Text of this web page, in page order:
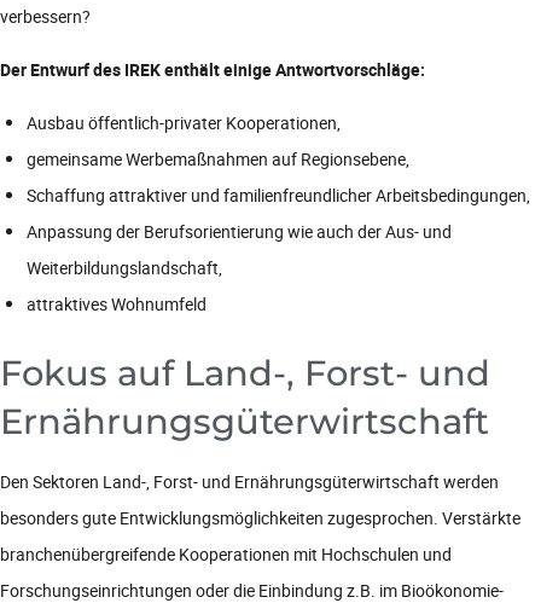
verbessern?
Der Entwurf des IREK enthält einige Antwortvorschläge:
Ausbau öffentlich-privater Kooperationen,
gemeinsame Werbemaßnahmen auf Regionsebene,
Schaffung attraktiver und familienfreundlicher Arbeitsbedingungen,
Anpassung der Berufsorientierung wie auch der Aus- und
Weiterbildungslandschaft,
attraktives Wohnumfeld
Fokus auf Land-, Forst- und
Ernährungsgüterwirtschaft
Den Sektoren Land-, Forst- und Ernährungsgüterwirtschaft werden
besonders gute Entwicklungsmöglichkeiten zugesprochen. Verstärkte
branchenübergreifende Kooperationen mit Hochschulen und
Forschungseinrichtungen oder die Einbindung z.B. im Bioökonomie-